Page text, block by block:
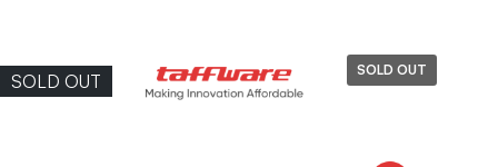
SOLD OUT
SOLD OUT